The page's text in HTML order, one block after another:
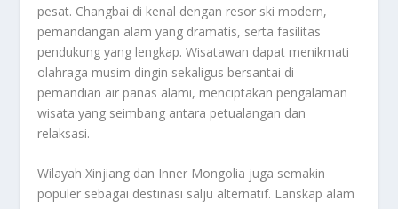
pesat. Changbai di kenal dengan resor ski modern,
pemandangan alam yang dramatis, serta fasilitas
pendukung yang lengkap. Wisatawan dapat menikmati
olahraga musim dingin sekaligus bersantai di
pemandian air panas alami, menciptakan pengalaman
wisata yang seimbang antara petualangan dan
relaksasi.
Wilayah Xinjiang dan Inner Mongolia juga semakin
populer sebagai destinasi salju alternatif. Lanskap alam